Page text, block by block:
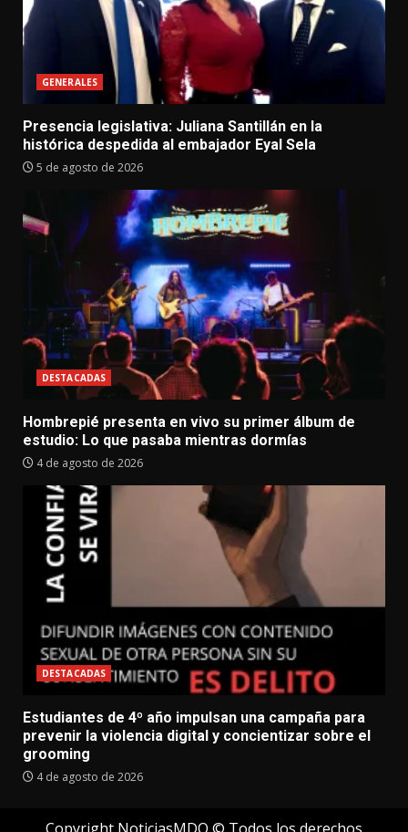
GENERALES
Presencia legislativa: Juliana Santillán en la
histórica despedida al embajador Eyal Sela
5 de agosto de 2026
DESTACADAS
Hombrepié presenta en vivo su primer álbum de
estudio: Lo que pasaba mientras dormías
4 de agosto de 2026
DESTACADAS
Estudiantes de 4º año impulsan una campaña para
prevenir la violencia digital y concientizar sobre el
grooming
4 de agosto de 2026